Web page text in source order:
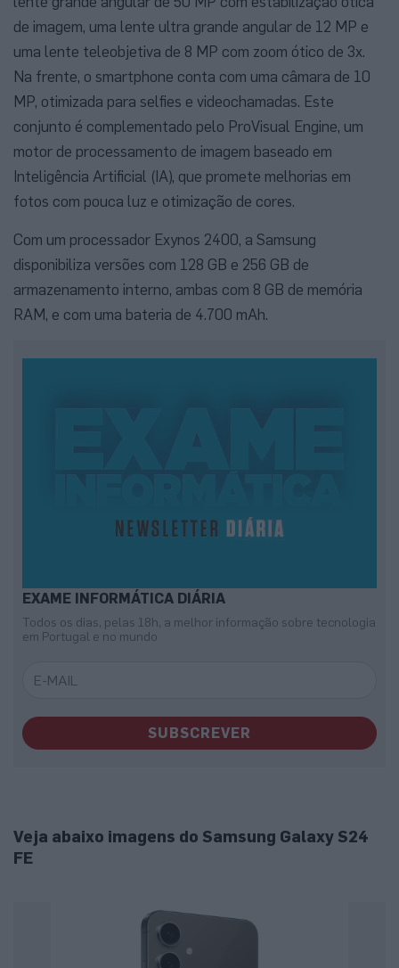
de imagem, uma lente ultra grande angular de 12 MP e
uma lente teleobjetiva de 8 MP com zoom ótico de 3x.
Na frente, o smartphone conta com uma câmara de 10
MP, otimizada para selfies e videochamadas. Este
conjunto é complementado pelo ProVisual Engine, um
motor de processamento de imagem baseado em
Inteligência Artificial (IA), que promete melhorias em
fotos com pouca luz e otimização de cores.
Com um processador Exynos 2400, a Samsung
disponibiliza versões com 128 GB e 256 GB de
armazenamento interno, ambas com 8 GB de memória
RAM, e com uma bateria de 4.700 mAh.
EXAME INFORMÁTICA DIÁRIA
Todos os dias, pelas 18h, a melhor informação sobre tecnologia
em Portugal e no mundo
SUBSCREVER
Veja abaixo imagens do Samsung Galaxy S24
FE